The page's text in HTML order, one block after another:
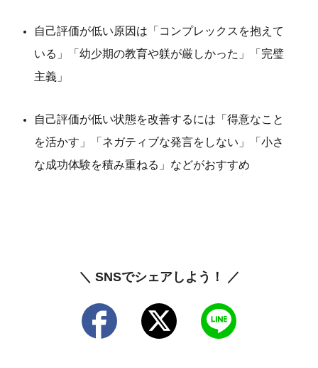
自己評価が低い原因は「コンプレックスを抱えて
いる」「幼少期の教育や躾が厳しかった」「完璧
主義」
自己評価が低い状態を改善するには「得意なこと
を活かす」「ネガティブな発言をしない」「小さ
な成功体験を積み重ねる」などがおすすめ
＼ SNSでシェアしよう！ ／